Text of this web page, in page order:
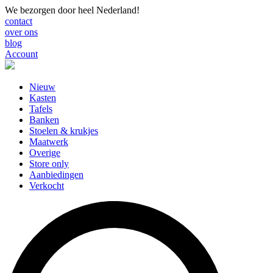
We bezorgen door heel Nederland!
contact
over ons
blog
Account
Nieuw
Kasten
Tafels
Banken
Stoelen & krukjes
Maatwerk
Overige
Store only
Aanbiedingen
Verkocht